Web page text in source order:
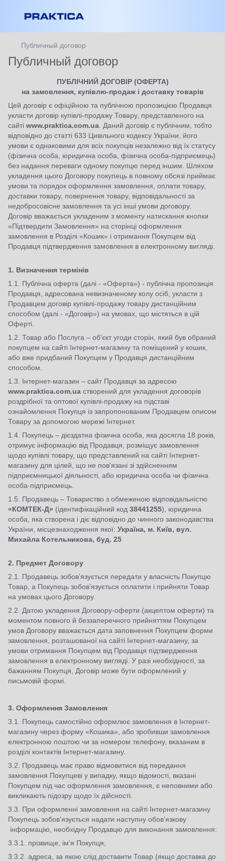
Публичный договор
Публичный договор
ПУБЛІЧНИЙ ДОГОВІР (ОФЕРТА)
на замовлення, купівлю-продаж і доставку товарів
Цей договір є офіційною та публічною пропозицією Продавця
укласти договір купівлі-продажу Товару, представленого на
сайті www.praktica.com.ua . Даний договір є публічним, тобто
відповідно до статті 633 Цивільного кодексу України, його
умови є однаковими для всіх покупців незалежно від їх статусу
(фізична особа, юридична особа, фізична особа-підприємець)
без надання переваги одному покупцю перед іншим. Шляхом
укладення цього Договору покупець в повному обсязі приймає
умови та порядок оформлення замовлення, оплати товару,
доставки товару, повернення товару, відповідальності за
недобросовісне замовлення та усі інші умови договору.
Договір вважається укладеним з моменту натискання кнопки
«Підтвердити Замовлення» на сторінці оформлення
замовлення в Розділі «Кошик» і отримання Покупцем від
Продавця підтвердження замовлення в електронному вигляді.
1. Визначення термінів
1.1. Публічна оферта (далі - «Оферта») - публічна пропозиція
Продавця, адресована невизначеному колу осіб, укласти з
Продавцем договір купівлі-продажу товару дистанційним
способом (далі - «Договір») на умовах, що містяться в цій
Оферті.
1.2. Товар або Послуга – об'єкт угоди сторін, який був обраний
покупцем на сайті Інтернет-магазину та поміщений у кошик,
або вже придбаний Покупцем у Продавця дистанційним
способом.
1.3. Інтернет-магазин – сайт Продавця за адресою
www.praktica.com.ua створений для укладення договорів
роздрібної та оптової купівлі-продажу на підставі
ознайомлення Покупця із запропонованим Продавцем описом
Товару за допомогою мережі Інтернет.
1.4. Покупець – дієздатна фізична особа, яка досягла 18 років,
отримує інформацію від Продавця, розміщує замовлення
щодо купівлі товару, що представлений на сайті Інтернет-
магазину для цілей, що не пов'язані зі здійсненням
підприємницької діяльності, або юридична особа чи фізична
особа-підприємець.
1.5. Продавець – Товариство з обмеженою відповідальністю
«КОМТЕК-Д» (ідентифікаційний код 38441255), юридична
особа, яка створена і діє відповідно до чинного законодавства
України, місцезнаходження якої: Україна, м. Київ, вул.
Михайла Котельникова, буд. 25
2. Предмет Договору
2.1. Продавець зобов’язується передати у власність Покупцю
Товар, а Покупець зобов’язується оплатити і прийняти Товар
на умовах цього Договору.
2.2. Датою укладення Договору-оферти (акцептом оферти) та
моментом повного й беззаперечного прийняттям Покупцем
умов Договору вважається дата заповнення Покупцем форми
замовлення, розташованої на сайті Інтернет-магазину, за
умови отримання Покупцем від Продавця підтвердження
замовлення в електронному вигляді. У разі необхідності, за
бажанням Покупця, Договір може бути оформлений у
письмовій формі.
3. Оформлення Замовлення
3.1. Покупець самостійно оформлює замовлення в Інтернет-
магазину через форму «Кошика», або зробивши замовлення
електронною поштою чи за номером телефону, вказаним в
розділі контактів Інтернет-магазину.
3.2. Продавець має право відмовитися від передання
замовлення Покупцеві у випадку, якщо відомості, вказані
Покупцем під час оформлення замовлення, є неповними або
викликають підозру щодо їх дійсності.
3.3. При оформленні замовлення на сайті Інтернет-магазину
Покупець зобов'язується надати наступну обов’язкову
інформацію, необхідну Продавцю для виконання замовлення:
3.3.1. прізвище, ім'я Покупця;
3.3.2. адреса, за якою слід доставити Товар (якщо доставка до